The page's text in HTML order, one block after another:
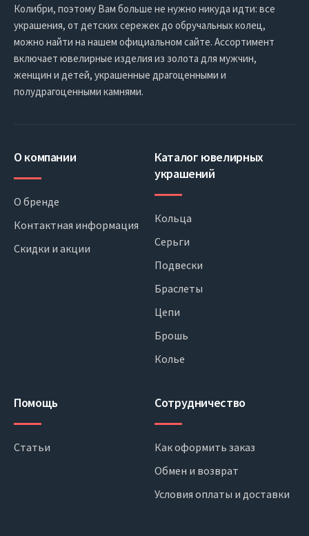
Колибри, поэтому Вам больше не нужно никуда идти: все
украшения, от детских сережек до обручальных колец,
можно найти на нашем официальном сайте. Ассортимент
включает ювелирные изделия из золота для мужчин,
женщин и детей, украшенные драгоценными и
полудрагоценными камнями.
О компании
О бренде
Контактная информация
Скидки и акции
Каталог ювелирных
украшений
Кольца
Серьги
Подвески
Браслеты
Цепи
Брошь
Колье
Помощь
Статьи
Сотрудничество
Как оформить заказ
Обмен и возврат
Условия оплаты и доставки